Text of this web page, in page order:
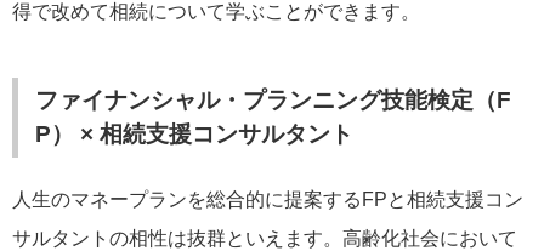
得で改めて相続について学ぶことができます。
ファイナンシャル・プランニング技能検定（F
P） × 相続支援コンサルタント
人生のマネープランを総合的に提案するFPと相続支援コン
サルタントの相性は抜群といえます。高齢化社会において